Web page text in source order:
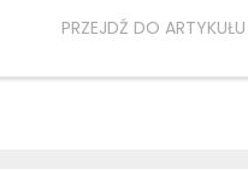
PRZEJDŹ DO ARTYKUŁU